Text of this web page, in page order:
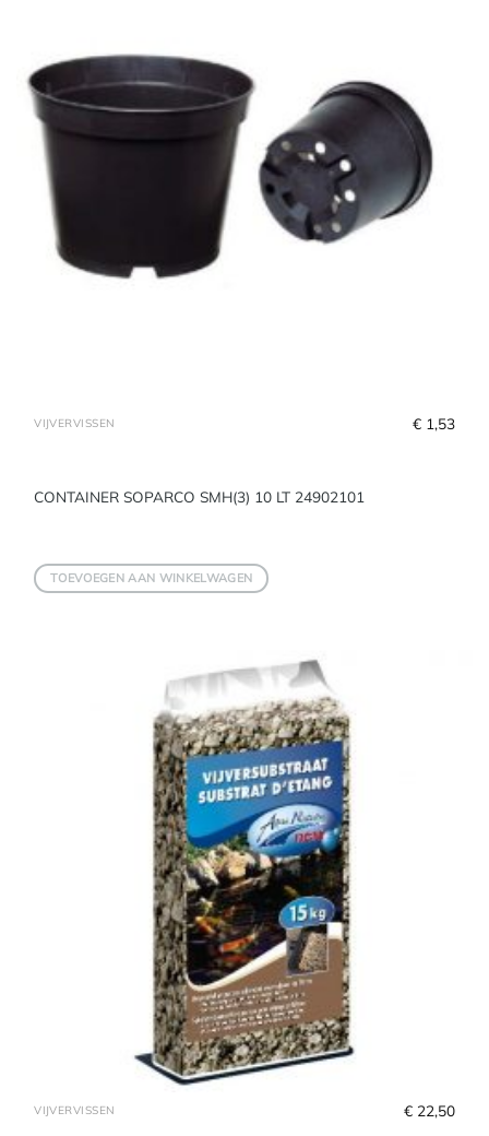
VIJVERVISSEN
CONTAINER SOPARCO SMH(3) 10 LT 24902101
€ 1,53
TOEVOEGEN AAN WINKELWAGEN
VIJVERVISSEN € 22,50